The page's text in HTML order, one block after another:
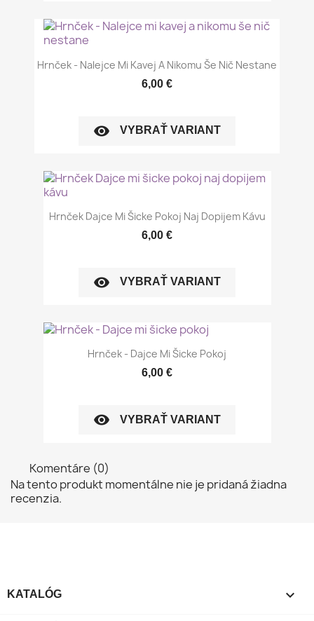
Hrnček - Nalejce Mi Kavej A Nikomu Še Nič Nestane
6,00 €
visibility VYBRAŤ VARIANT
Hrnček Dajce Mi Šicke Pokoj Naj Dopijem Kávu
6,00 €
visibility VYBRAŤ VARIANT
Hrnček - Dajce Mi Šicke Pokoj
6,00 €
visibility VYBRAŤ VARIANT
Komentáre (0)
Na tento produkt momentálne nie je pridaná žiadna
recenzia.
KATALÓG 